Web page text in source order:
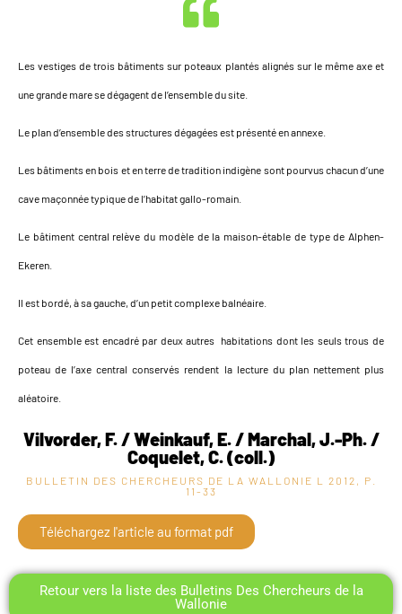
Les vestiges de trois bâtiments sur poteaux plantés alignés sur le même axe et
une grande mare se dégagent de l’ensemble du site.
Le plan d’ensemble des structures dégagées est présenté en annexe.
Les bâtiments en bois et en terre de tradition indigène sont pourvus chacun d’une
cave maçonnée typique de l’habitat gallo-romain.
Le bâtiment central relève du modèle de la maison-étable de type de Alphen-
Ekeren.
Il est bordé, à sa gauche, d’un petit complexe balnéaire.
Cet ensemble est encadré par deux autres habitations dont les seuls trous de
poteau de l’axe central conservés rendent la lecture du plan nettement plus
aléatoire.
Vilvorder, F. / Weinkauf, E. / Marchal, J.-Ph. /
Coquelet, C. (coll.)
BULLETIN DES CHERCHEURS DE LA WALLONIE L
2012, P.
11-33
Téléchargez l'article au format pdf
Retour vers la liste des Bulletins Des Chercheurs de la
Wallonie